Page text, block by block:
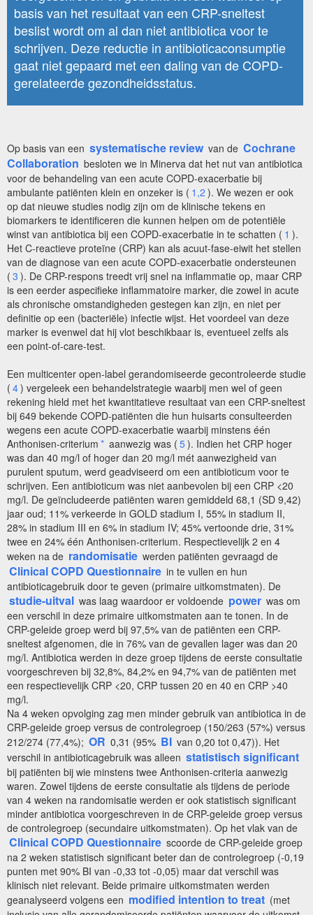
basis van het resultaat van een CRP-sneltest
beslist wordt om al dan niet antibiotica voor te
schrijven. Deze reductie in antibioticaconsumptie
gaat niet gepaard met een daling van de COPD-
gerelateerde gezondheidsstatus.
Op basis van een systematische review van de Cochrane
Collaboration besloten we in Minerva dat het nut van antibiotica
voor de behandeling van een acute COPD-exacerbatie bij
ambulante patiënten klein en onzeker is ( 1,2 ). We wezen er ook
op dat nieuwe studies nodig zijn om de klinische tekens en
biomarkers te identificeren die kunnen helpen om de potentiële
winst van antibiotica bij een COPD-exacerbatie in te schatten ( 1 ).
Het C-reactieve proteïne (CRP) kan als acuut-fase-eiwit het stellen
van de diagnose van een acute COPD-exacerbatie ondersteunen
( 3 ). De CRP-respons treedt vrij snel na inflammatie op, maar CRP
is een eerder aspecifieke inflammatoire marker, die zowel in acute
als chronische omstandigheden gestegen kan zijn, en niet per
definitie op een (bacteriële) infectie wijst. Het voordeel van deze
marker is evenwel dat hij vlot beschikbaar is, eventueel zelfs als
een point-of-care-test.
Een multicenter open-label gerandomiseerde gecontroleerde studie
( 4) vergeleek een behandelstrategie waarbij men wel of geen
rekening hield met het kwantitatieve resultaat van een CRP-sneltest
bij 649 bekende COPD-patiënten die hun huisarts consulteerden
wegens een acute COPD-exacerbatie waarbij minstens één
Anthonisen-criterium * aanwezig was ( 5). Indien het CRP hoger
was dan 40 mg/l of hoger dan 20 mg/l mét aanwezigheid van
purulent sputum, werd geadviseerd om een antibioticum voor te
schrijven. Een antibioticum was niet aanbevolen bij een CRP <20
mg/l. De geïncludeerde patiënten waren gemiddeld 68,1 (SD 9,42)
jaar oud; 11% verkeerde in GOLD stadium I, 55% in stadium II,
28% in stadium III en 6% in stadium IV; 45% vertoonde drie, 31%
twee en 24% één Anthonisen-criterium. Respectievelijk 2 en 4
weken na de randomisatie werden patiënten gevraagd de
Clinical COPD Questionnaire in te vullen en hun
antibioticagebruik door te geven (primaire uitkomstmaten). De
studie-uitval was laag waardoor er voldoende power was om
een verschil in deze primaire uitkomstmaten aan te tonen. In de
CRP-geleide groep werd bij 97,5% van de patiënten een CRP-
sneltest afgenomen, die in 76% van de gevallen lager was dan 20
mg/l. Antibiotica werden in deze groep tijdens de eerste consultatie
voorgeschreven bij 32,8%, 84,2% en 94,7% van de patiënten met
een respectievelijk CRP <20, CRP tussen 20 en 40 en CRP >40
mg/l.
Na 4 weken opvolging zag men minder gebruik van antibiotica in de
CRP-geleide groep versus de controlegroep (150/263 (57%) versus
212/274 (77,4%); OR 0,31 (95% BI van 0,20 tot 0,47)). Het
verschil in antibioticagebruik was alleen statistisch significant
bij patiënten bij wie minstens twee Anthonisen-criteria aanwezig
waren. Zowel tijdens de eerste consultatie als tijdens de periode
van 4 weken na randomisatie werden er ook statistisch significant
minder antibiotica voorgeschreven in de CRP-geleide groep versus
de controlegroep (secundaire uitkomstmaten). Op het vlak van de
Clinical COPD Questionnaire scoorde de CRP-geleide groep
na 2 weken statistisch significant beter dan de controlegroep (-0,19
punten met 90% BI van -0,33 tot -0,05) maar dat verschil was
klinisch niet relevant. Beide primaire uitkomstmaten werden
geanalyseerd volgens een modified intention to treat (met